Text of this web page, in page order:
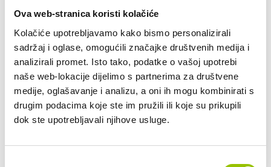
Ova web-stranica koristi kolačiće
Kolačiće upotrebljavamo kako bismo personalizirali
sadržaj i oglase, omogućili značajke društvenih medija i
analizirali promet. Isto tako, podatke o vašoj upotrebi
naše web-lokacije dijelimo s partnerima za društvene
medije, oglašavanje i analizu, a oni ih mogu kombinirati s
drugim podacima koje ste im pružili ili koje su prikupili
dok ste upotrebljavali njihove usluge.
Dostupno vozila: 1
CITROEN C3 AIRCROSS New
Citroen C3 Aircross je pristupačan izbor za moderan izgled i
povišenu poziciju sjedenja
RUČNI MJENJAČ EUROSUPER